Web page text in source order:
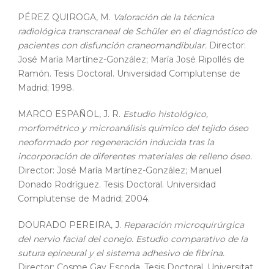
PÉREZ QUIROGA, M. Valoración de la técnica
radiológica transcraneal de Schüler en el diagnóstico de
pacientes con disfunción craneomandibular. Director:
José María Martínez-González; María José Ripollés de
Ramón. Tesis Doctoral. Universidad Complutense de
Madrid; 1998.
MARCO ESPAÑOL, J. R. Estudio histológico,
morfométrico y microanálisis químico del tejido óseo
neoformado por regeneración inducida tras la
incorporación de diferentes materiales de relleno óseo.
Director: José María Martínez-González; Manuel
Donado Rodríguez. Tesis Doctoral. Universidad
Complutense de Madrid; 2004.
DOURADO PEREIRA, J. Reparación microquirúrgica
del nervio facial del conejo. Estudio comparativo de la
sutura epineural y el sistema adhesivo de fibrina.